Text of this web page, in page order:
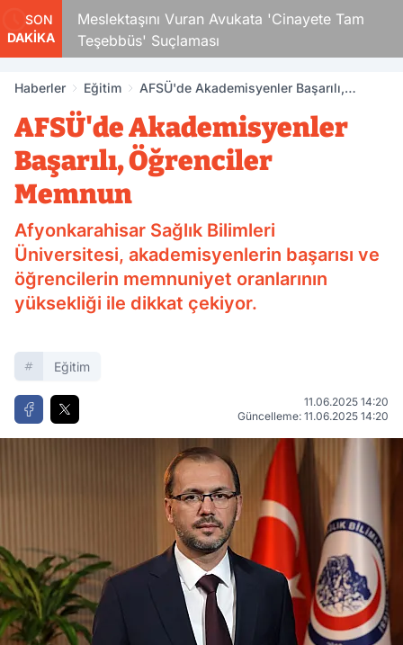
SON
DAKİKA
Meslektaşını Vuran Avukata 'Cinayete Tam
Teşebbüs' Suçlaması
Haberler Eğitim
AFSÜ'de Akademisyenler Başarılı,
AFSÜ'de Akademisyenler
Başarılı, Öğrenciler
Memnun
Afyonkarahisar Sağlık Bilimleri
Üniversitesi, akademisyenlerin başarısı ve
öğrencilerin memnuniyet oranlarının
yüksekliği ile dikkat çekiyor.
Eğitim
11.06.2025 14:20
Güncelleme: 11.06.2025 14:20